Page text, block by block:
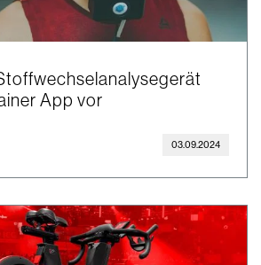
App vor
03.09.2024